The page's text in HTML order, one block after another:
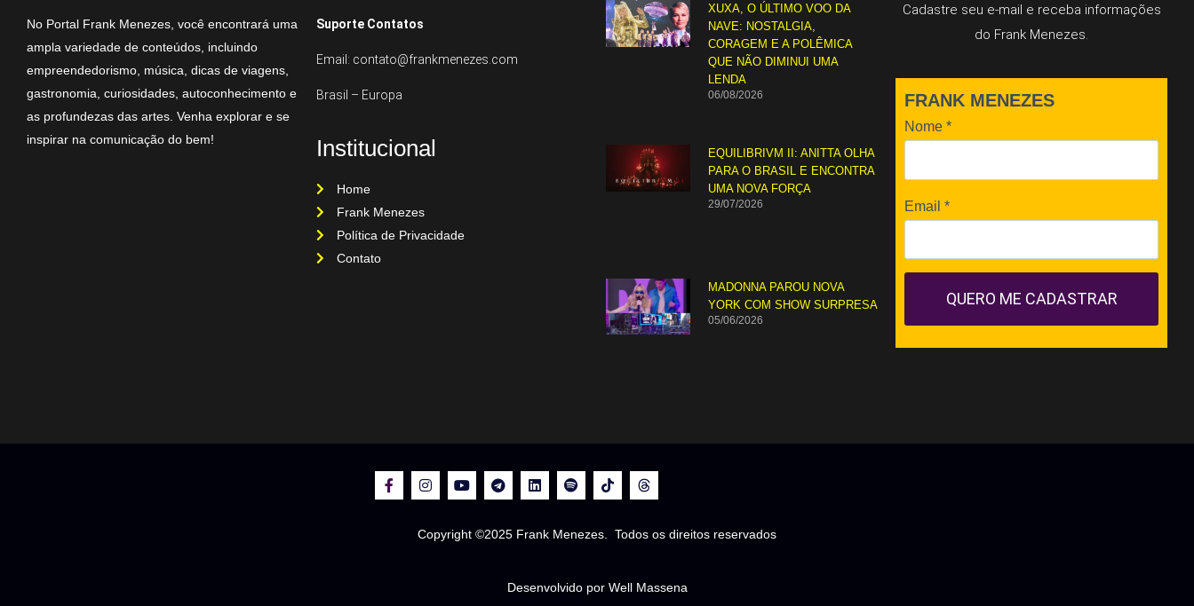
No Portal Frank Menezes, você encontrará uma
ampla variedade de conteúdos, incluindo
empreendedorismo, música, dicas de viagens,
gastronomia, curiosidades, autoconhecimento e
as profundezas das artes. Venha explorar e se
inspirar na comunicação do bem!
Suporte Contatos
Email: contato@frankmenezes.com
Brasil – Europa
Institucional
Home
Frank Menezes
Política de Privacidade
Contato
XUXA, O ÚLTIMO VOO DA
NAVE: NOSTALGIA,
CORAGEM E A POLÊMICA
QUE NÃO DIMINUI UMA
LENDA
06/08/2026
EQUILIBRIVM II: ANITTA OLHA
PARA O BRASIL E ENCONTRA
UMA NOVA FORÇA
29/07/2026
MADONNA PAROU NOVA
YORK COM SHOW SURPRESA
05/06/2026
Cadastre seu e-mail e receba informações
do Frank Menezes.
FRANK MENEZES
Nome *
Email *
QUERO ME CADASTRAR
Copyright ©2025 Frank Menezes. Todos os direitos reservados
Desenvolvido por Well Massena